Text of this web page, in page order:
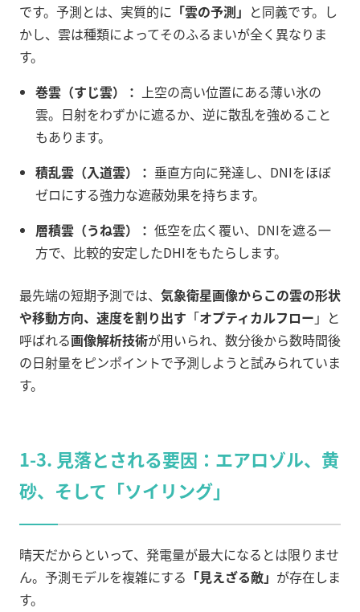
です。予測とは、実質的に 「雲の予測」 と同義です。し
かし、雲は種類によってそのふるまいが全く異なりま
す。
巻雲（すじ雲）： 上空の高い位置にある薄い氷の
雲。日射をわずかに遮るか、逆に散乱を強めること
もあります。
積乱雲（入道雲）： 垂直方向に発達し、DNIをほぼ
ゼロにする強力な遮蔽効果を持ちます。
層積雲（うね雲）： 低空を広く覆い、DNIを遮る一
方で、比較的安定したDHIをもたらします。
最先端の短期予測では、 気象衛星画像からこの雲の形状
や移動方向、速度を割り出す 「オプティカルフロー 」と
呼ばれる画像解析技術が用いられ、数分後から数時間後
の日射量をピンポイントで予測しようと試みられていま
す。
1-3. 見落とされる要因：エアロゾル、黄
砂、そして「ソイリング」
晴天だからといって、発電量が最大になるとは限りませ
ん。予測モデルを複雑にする 「見えざる敵」 が存在しま
す。